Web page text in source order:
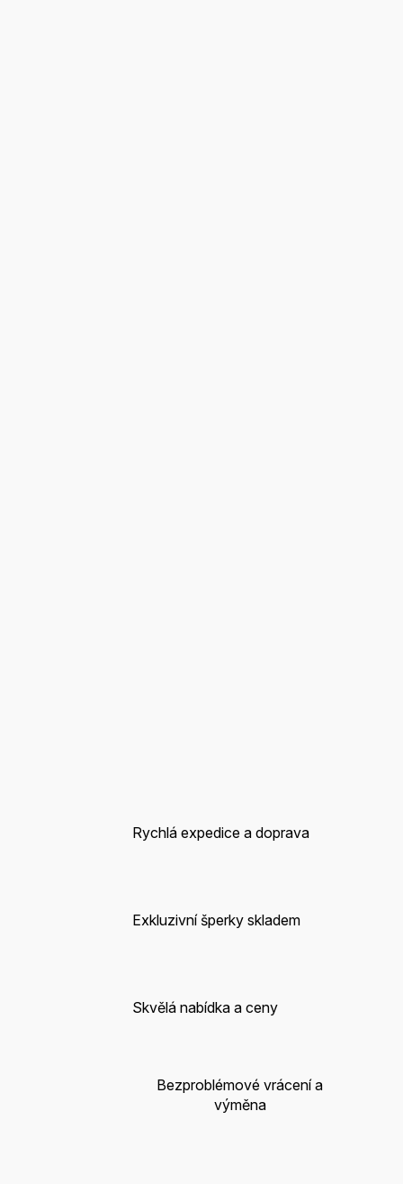
Rychlá expedice a doprava
Exkluzivní šperky skladem
Skvělá nabídka a ceny
Bezproblémové vrácení a
výměna